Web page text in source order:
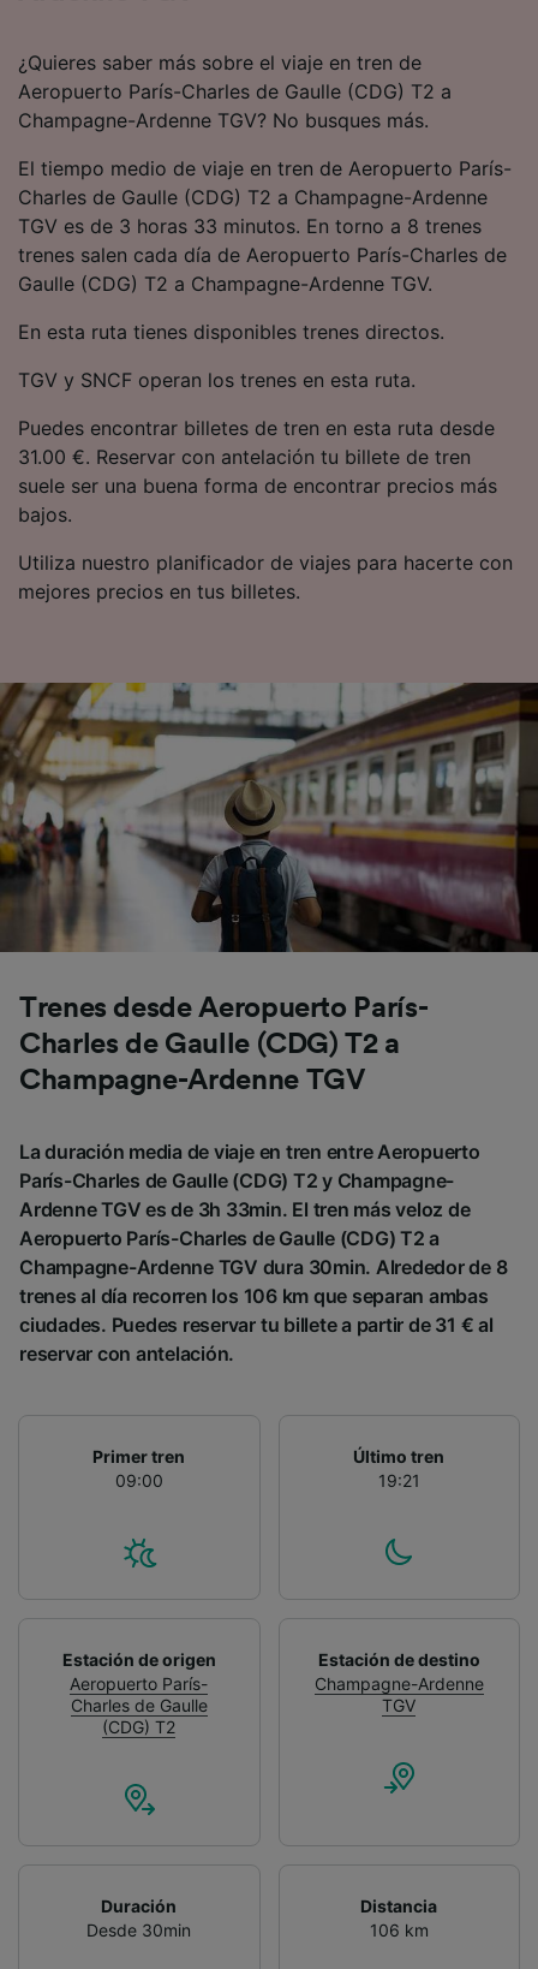
¿Quieres saber más sobre el viaje en tren de
Aeropuerto París-Charles de Gaulle (CDG) T2 a
Champagne-Ardenne TGV? No busques más.
El tiempo medio de viaje en tren de Aeropuerto París-
Charles de Gaulle (CDG) T2 a Champagne-Ardenne
TGV es de 3 horas 33 minutos. En torno a 8 trenes
trenes salen cada día de Aeropuerto París-Charles de
Gaulle (CDG) T2 a Champagne-Ardenne TGV.
En esta ruta tienes disponibles trenes directos.
TGV y SNCF operan los trenes en esta ruta.
Puedes encontrar billetes de tren en esta ruta desde
31.00 €. Reservar con antelación tu billete de tren
suele ser una buena forma de encontrar precios más
bajos.
Utiliza nuestro planificador de viajes para hacerte con
mejores precios en tus billetes.
Trenes desde Aeropuerto París-
Charles de Gaulle (CDG) T2 a
Champagne-Ardenne TGV
La duración media de viaje en tren entre Aeropuerto
París-Charles de Gaulle (CDG) T2 y Champagne-
Ardenne TGV es de 3h 33min. El tren más veloz de
Aeropuerto París-Charles de Gaulle (CDG) T2 a
Champagne-Ardenne TGV dura 30min. Alrededor de 8
trenes al día recorren los 106 km que separan ambas
ciudades. Puedes reservar tu billete a partir de 31 € al
reservar con antelación.
Primer tren
09:00
Último tren
19:21
Estación de origen
Aeropuerto París-
Charles de Gaulle
(CDG) T2
Estación de destino
Champagne-Ardenne
TGV
Duración
Desde 30min
Distancia
106 km
identificación. Almacenar la información en un
dispositivo y/o acceder a ella. Publicidad y
contenido personalizados, medición de
publicidad y contenido, investigación de
audiencia y desarrollo de servicios.
Lista de asociados (proveedores)